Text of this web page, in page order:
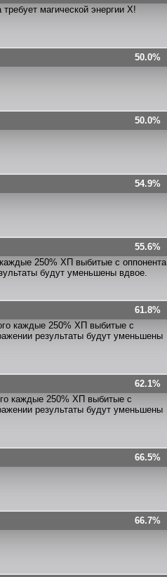
магической энергии X!
50.0%
50.0%
54.9%
55.6%
250% ХП выбитые с оппонента
будут уменьшены вдвое.
61.8%
каждые 250% ХП выбитые с
результаты будут уменьшены
62.1%
каждые 250% ХП выбитые с
результаты будут уменьшены
66.5%
66.7%